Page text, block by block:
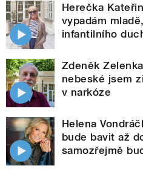
Herečka
vypadám
infantilního
Zdeněk
nebeské jsem
v narkóze
Helena
bude bavit až
samozřejmě